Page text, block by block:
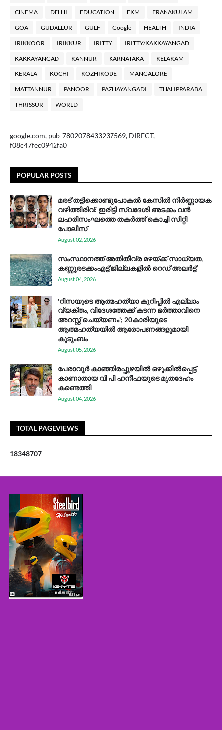
ClNEMA DELHI EDUCATION EKM ERANAKULAM
GOA GUDALLUR GULF Google HEALTH INDIA
IRIKKOOR IRIKKUR IRITTY IRITTY/KAKKAYANGAD
KAKKAYANGAD KANNUR KARNATAKA KELAKAM
KERALA KOCHI KOZHIKODE MANGALORE
MATTANNUR PANOOR PAZHAYANGADI THALIPPARABA
THRISSUR WORLD
google.com, pub-7802078433237569, DIRECT,
f08c47fec0942fa0
POPULAR POSTS
മരട് തട്ടിക്കൊണ്ടുപോകൽ കേസിൽ നിർണ്ണായക
വഴിത്തിരിവ്: ഇരിട്ടി സ്വദേശി അടക്കം വൻ
ലഹരിസംഘത്തെ തകർത്ത് കൊച്ചി സിറ്റി
പോലീസ്
August 02, 2026
സം​സ്ഥാ​ന​ത്ത് അ​തി​തീ​വ്ര മ​ഴ​യ്ക്ക് സാ​ധ്യ​ത,
കണ്ണൂരടക്കംഎ​ട്ട് ജി​ല്ല​ക​ളി​ൽ റെ​ഡ് അ​ലർ​ട്ട്
August 04, 2026
'റിസയുടെ ആത്മഹത്യാ കുറിപ്പിൽ എല്ലാം
വ്യക്തം, വിദേശത്തേക്ക് കടന്ന ഭർത്താവിനെ
അറസ്റ്റ് ചെയ്യണം'; 20കാരിയുടെ
ആത്മഹത്യയിൽ ആരോപണങ്ങളുമായി
കുടുംബം
August 05, 2026
പേരാവൂർ കാഞ്ഞിരപ്പുഴയിൽ ഒഴുക്കിൽപ്പെട്ട്
കാണാതായ വി പി ഹനീഫയുടെ മൃതദേഹം
കണ്ടെത്തി
August 04, 2026
TOTAL PAGEVIEWS
18348707